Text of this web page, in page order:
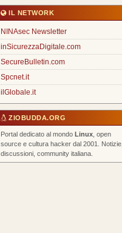
IL NETWORK
NINAsec Newsletter
inSicurezzaDigitale.com
SecureBulletin.com
Spcnet.it
ilGlobale.it
ZIOBUDDA.ORG
Portal dedicato al mondo Linux , open
source e cultura hacker dal 2001. Notizie,
discussioni, community italiana.